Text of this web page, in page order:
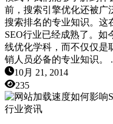
前，搜索引擎优化还被广
搜索排名的专业知识。这
SEO行业已经成熟了。如
线优化学科，而不仅仅是
销人员必备的专业知识。
10月 21, 2014
235
行业资讯